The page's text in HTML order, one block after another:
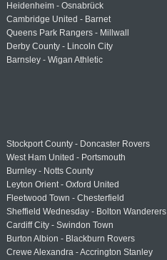
Heidenheim - Osnabrück
Cambridge United - Barnet
Queens Park Rangers - Millwall
Derby County - Lincoln City
Barnsley - Wigan Athletic
Stockport County - Doncaster Rovers
West Ham United - Portsmouth
Burnley - Notts County
Leyton Orient - Oxford United
Fleetwood Town - Chesterfield
Sheffield Wednesday - Bolton Wanderers
Cardiff City - Swindon Town
Burton Albion - Blackburn Rovers
Crewe Alexandra - Accrington Stanley